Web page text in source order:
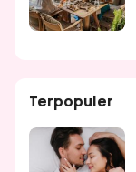
Terpopuler